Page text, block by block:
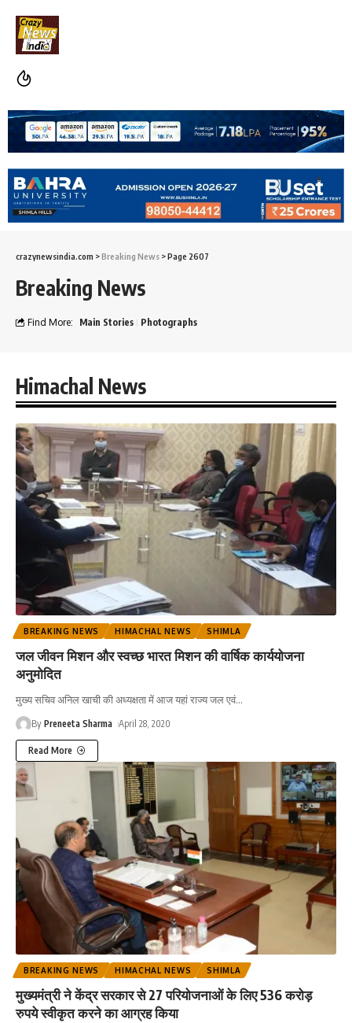
crazynewsindia.com >Breaking News >Page 2607
Breaking News
Find More: Main Stories Photographs
Himachal News
BREAKING NEWS HIMACHAL NEWS SHIMLA
जल जीवन मिशन और स्वच्छ भारत मिशन की वार्षिक कार्ययोजना
अनुमोदित
मुख्य सचिव अनिल खाची की अध्यक्षता में आज यहां राज्य जल एवं…
By Preneeta Sharma April 28, 2020
Read More
BREAKING NEWS HIMACHAL NEWS SHIMLA
मुख्यमंत्री ने केंद्र सरकार से 27 परियोजनाओं के लिए 536 करोड़
रुपये स्वीकृत करने का आग्रह किया